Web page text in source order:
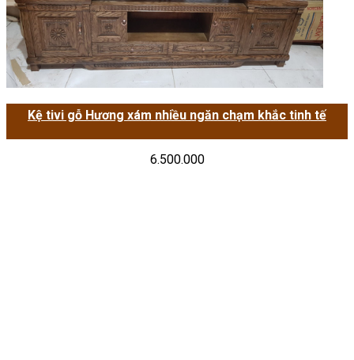
Kệ tivi gỗ Hương xám nhiều ngăn chạm khắc tinh tế
6.500.000